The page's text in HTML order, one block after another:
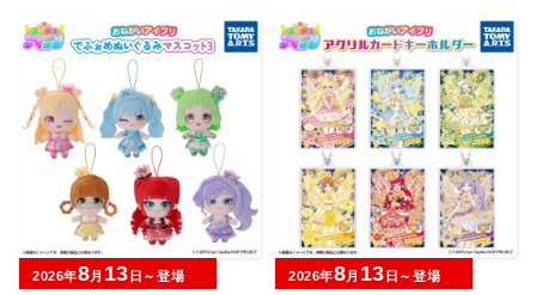
2026年8月 13 日～登場 2026年8月 13 日～登場